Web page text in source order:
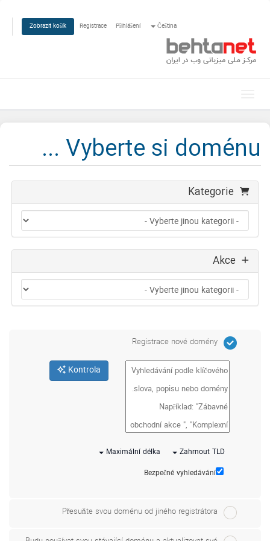
Čeština
Přihlášení
Registrace
Zobrazit košík
Vyberte si doménu ...
Registrace nové domény
Kontrola
Zahrnout TLD
Maximální délka
Bezpečné vyhledávání
Přesuňte svou doménu od jiného registrátora